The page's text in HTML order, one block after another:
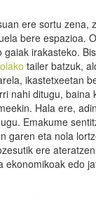
ere sortu
bere espazioa.
irakasteko.
tailer batzuk,
ikastetxeetan
nahi ditugu,
Hala ere,
Emakume
garen eta nola
ere
edo